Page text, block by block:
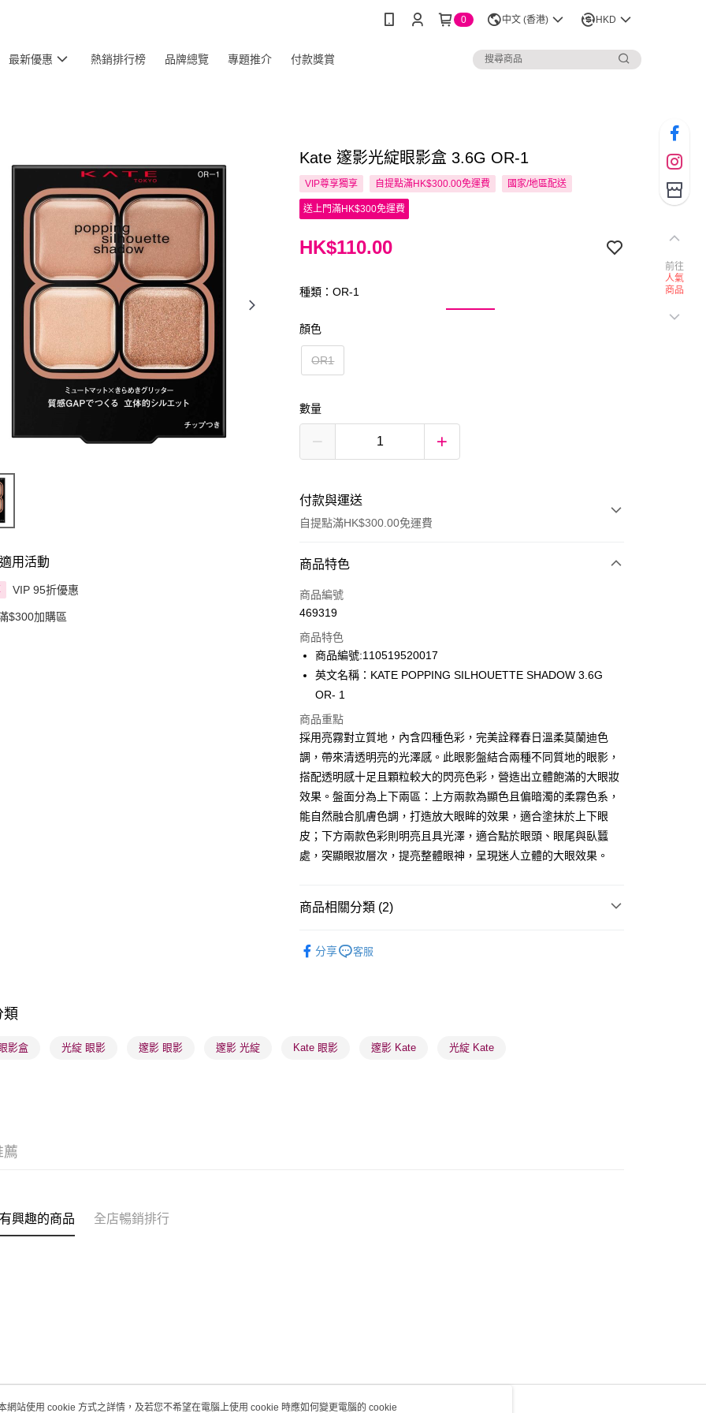
0 中文 (香港) HKD
最新優惠 熱銷排行榜 品牌總覽 專題推介 付款獎賞
用活動
VIP 95折優惠
$300加購區
Kate 邃影光綻眼影盒 3.6G OR-1
VIP尊享獨享 自提點滿HK$300.00免運費 國家/地區配送
送上門滿HK$300免運費
HK$110.00
種類：OR-1
顏色
OR1
數量
付款與運送
自提點滿HK$300.00免運費
付款方式
信用卡
AlipayHK
PayMe
BoC Pay
送貨方式
順豐自助櫃 - 確認發貨後1-3個工作天送達
每筆HK$65.00，滿HK$300.00或以上免運費
每筆HK$65.00，滿HK$300.00或以上免運費
商品特色
商品編號
469319
商品特色
商品編號:110519520017
英文名稱：KATE POPPING SILHOUETTE SHADOW 3.6G
OR- 1
商品重點
採用亮霧對立質地，內含四種色彩，完美詮釋春日溫柔莫蘭迪色
調，帶來清透明亮的光澤感。此眼影盤結合兩種不同質地的眼影，
搭配透明感十足且顆粒較大的閃亮色彩，營造出立體飽滿的大眼妝
效果。盤面分為上下兩區：上方兩款為顯色且偏暗濁的柔霧色系，
能自然融合肌膚色調，打造放大眼眸的效果，適合塗抹於上下眼
皮；下方兩款色彩則明亮且具光澤，適合點於眼頭、眼尾與臥蠶
處，突顯眼妝層次，提亮整體眼神，呈現迷人立體的大眼效果。
商品相關分類 (2)
分享 客服
類
影盒 光綻 眼影 邃影 眼影 邃影 光綻 Kate 眼影 邃影 Kate 光綻 Kate
薦
興趣的商品 全店暢銷排行
前往
人氣
商品
網站使用 cookie 方式之詳情，及若您不希望在電腦上使用 cookie 時應如何變更電腦的 cookie